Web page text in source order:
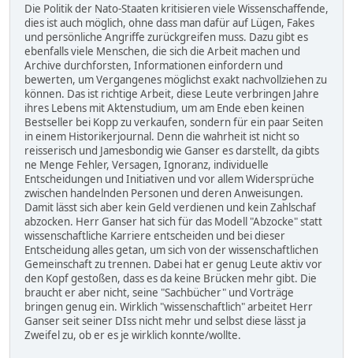
Die Politik der Nato-Staaten kritisieren viele Wissenschaffende,
dies ist auch möglich, ohne dass man dafür auf Lügen, Fakes
und persönliche Angriffe zurückgreifen muss. Dazu gibt es
ebenfalls viele Menschen, die sich die Arbeit machen und
Archive durchforsten, Informationen einfordern und
bewerten, um Vergangenes möglichst exakt nachvollziehen zu
können. Das ist richtige Arbeit, diese Leute verbringen Jahre
ihres Lebens mit Aktenstudium, um am Ende eben keinen
Bestseller bei Kopp zu verkaufen, sondern für ein paar Seiten
in einem Historikerjournal. Denn die wahrheit ist nicht so
reisserisch und Jamesbondig wie Ganser es darstellt, da gibts
ne Menge Fehler, Versagen, Ignoranz, individuelle
Entscheidungen und Initiativen und vor allem Widersprüche
zwischen handelnden Personen und deren Anweisungen.
Damit lässt sich aber kein Geld verdienen und kein Zahlschaf
abzocken. Herr Ganser hat sich für das Modell "Abzocke" statt
wissenschaftliche Karriere entscheiden und bei dieser
Entscheidung alles getan, um sich von der wissenschaftlichen
Gemeinschaft zu trennen. Dabei hat er genug Leute aktiv vor
den Kopf gestoßen, dass es da keine Brücken mehr gibt. Die
braucht er aber nicht, seine "Sachbücher" und Vorträge
bringen genug ein. Wirklich "wissenschaftlich" arbeitet Herr
Ganser seit seiner DIss nicht mehr und selbst diese lässt ja
Zweifel zu, ob er es je wirklich konnte/wollte.